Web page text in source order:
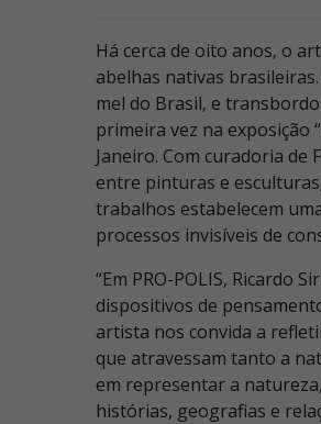
Há cerca de oito anos, o
abelhas nativas
mel do Brasil, e
primeira vez na exposição
Janeiro. Com curadoria de
entre pinturas e
trabalhos estabelecem
processos invisíveis de
“Em PRO-POLIS, Ricardo
dispositivos de
artista nos convida a
que atravessam tanto a
em representar a
histórias, geografias e